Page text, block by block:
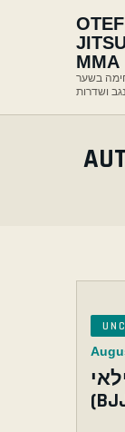
MMA
בשער
ושדרות